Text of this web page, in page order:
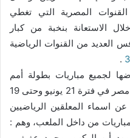
المصرية التي تغطي
الاستعانة بنخبة من كبار
العديد من القنوات الرياضية
.
لجميع مباريات بطولة أمم
أفريقيا 2022 والتي سوف تقام في مصر في فترة 21 يونيو وحتى 19
اسماء المعلقين الرياضيين
من داخل الملعب، وهم :